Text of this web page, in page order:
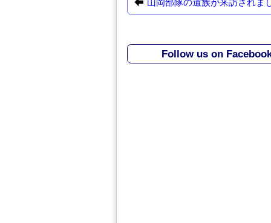
e
o
o
o
o
n
Follow us on